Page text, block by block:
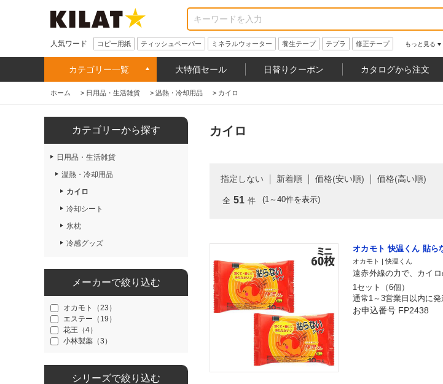
人気ワード コピー用紙 ティッシュペーパー ミネラルウォーター 養生テープ テプラ 修正テープ もっと見る
カテゴリー一覧 大特価セール 日替りクーポン カタログから注文
ホーム > 日用品・生活雑貨 > 温熱・冷却用品 > カイロ
カテゴリーから探す
日用品・生活雑貨
温熱・冷却用品
カイロ
冷却シート
氷枕
冷感グッズ
メーカーで絞り込む
オカモト（23）
エステー（19）
花王（4）
小林製薬（3）
シリーズで絞り込む
カイロ
指定しない 新着順 価格(安い順) 価格(高い順)
全 51 件 (1～40件を表示)
オカモト 快温くん 貼ら
オカモト | 快温くん
遠赤外線の力で、カイ
1セット（6個）
通常1～3営業日以内に発
お申込番号 FP2438